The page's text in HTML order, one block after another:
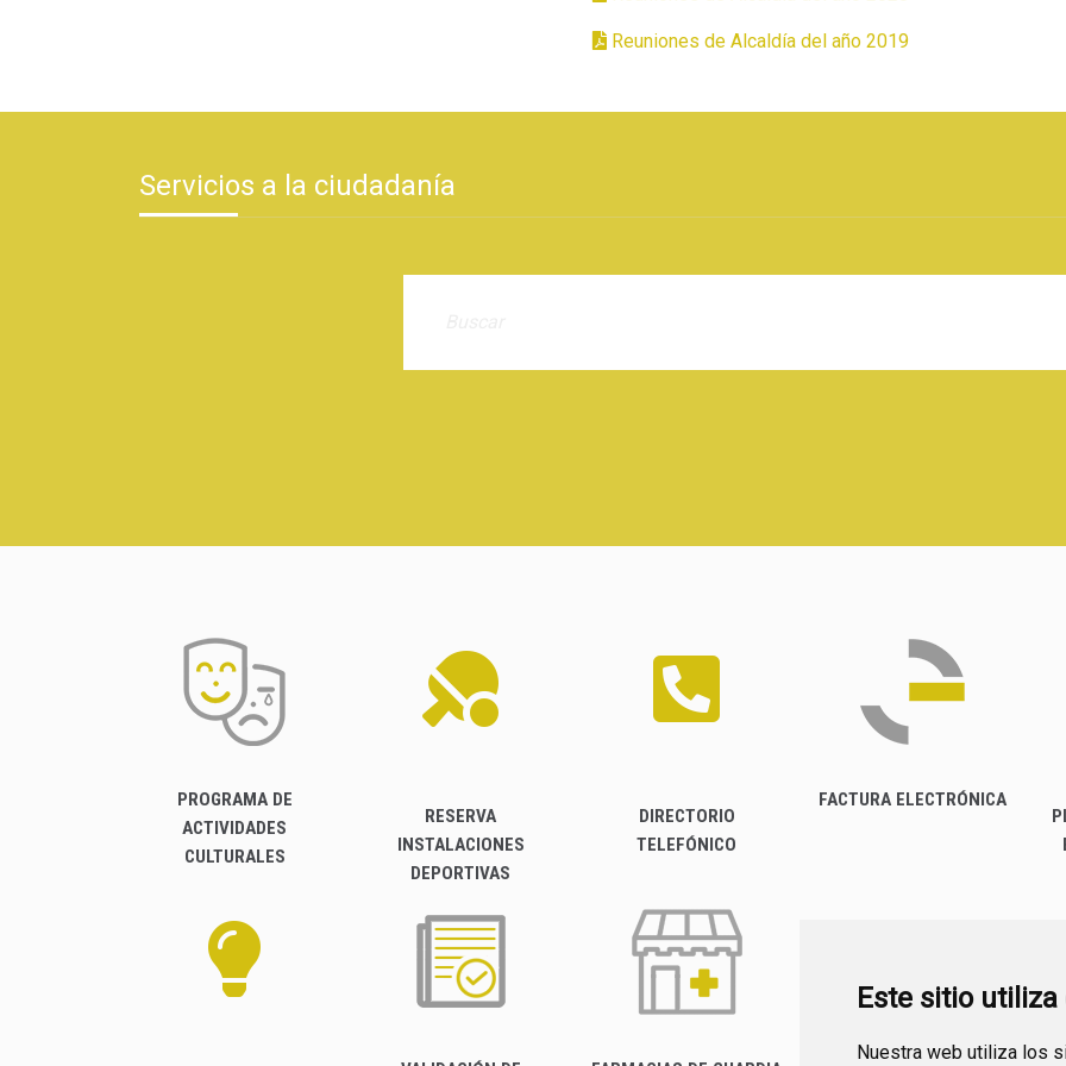
Este sitio
Nuestra web utiliza los
Reuniones de Alcaldía del año 2019
Servicios a la ciudadanía
PROGRAMA DE
ACTIVIDADES
CULTURALES
RESERVA
INSTALACIONES
DEPORTIVAS
DIRECTORIO
TELEFÓNICO
FACTURA ELECTRÓNICA